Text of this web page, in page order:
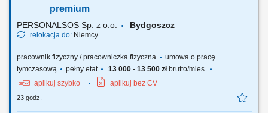
premium
PERSONALSOS Sp. z o.o. Bydgoszcz
relokacja do: Niemcy
pracownik fizyczny / pracowniczka fizyczna
umowa o pracę
tymczasową
pełny etat 13 000 - 13 500 złbrutto/mies.
aplikuj szybko
aplikuj bez CV
23 godz.